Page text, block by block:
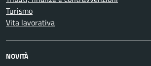
Turismo
Vita lavorativa
NOVITÀ